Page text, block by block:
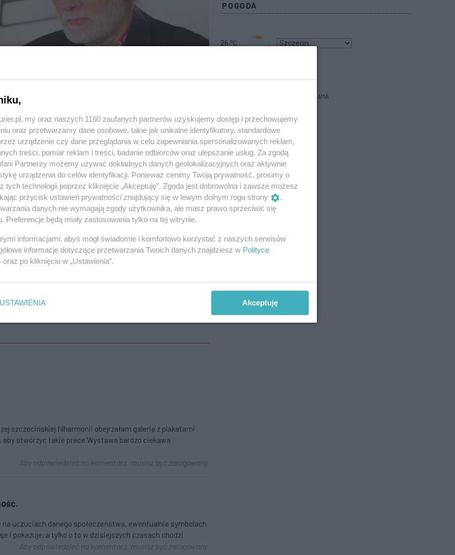
wystawę plakatów prof. Lexa Drewińskiego.
wyselekcjonowanych przez artystę prac,
z ostatnich lat.
Szczecinie oraz w Fachhochschule Potsdam w
i wyróżnień. ©℗
galerii
szczecińskiej filharmonii obejrzałam galerię z plakatami
stworzyć takie prace.Wystawa bardzo ciekawa
Aby odpowiedzieć na komentarz, musisz być zalogowany.
uczuciach danego społeczeństwa, ewentualnie symbolach
i pokazuje, a tylko o to w dzisiejszych czasach chodzi.
Aby odpowiedzieć na komentarz, musisz być zalogowany.
POGODA
26 ℃
REKLAMA
my oraz naszych 1160 zaufanych partnerów uzyskujemy dostęp i przechowujemy
oraz przetwarzamy dane osobowe, takie jak unikalne identyfikatory, standardowe
urządzenie czy dane przeglądania w celu zapewniania spersonalizowanych reklam,
treści, pomiar reklam i treści, badanie odbiorców oraz ulepszanie usług. Za zgodą
Partnerzy możemy używać dokładnych danych geolokalizacyjnych oraz aktywnie
urządzenia do celów identyfikacji. Ponieważ cenimy Twoją prywatność, prosimy o
tych technologii poprzez kliknięcie „Akceptuję”. Zgoda jest dobrowolna i zawsze możesz
przycisk ustawień prywatności znajdujący się w lewym dolnym rogu strony
.
danych nie wymagają zgody użytkownika, ale masz prawo sprzeciwić się
Preferencje będą miały zastosowania tylko na tej witrynie.
informacjami, abyś mógł świadomie i komfortowo korzystać z naszych serwisów
informacje dotyczące przetwarzania Twoich danych znajdziesz w Polityce
oraz po kliknięciu w „Ustawienia”.
USTAWIENIA Akceptuję